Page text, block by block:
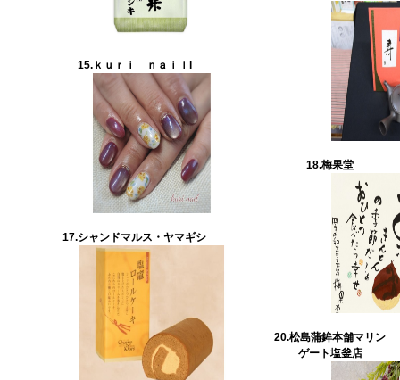
15.ｋｕｒｉ ｎａｉｌl
17.シャンドマルス・ヤマギシ
18.梅果堂
20.松島蒲鉾本舗マリン
ゲート塩釜店